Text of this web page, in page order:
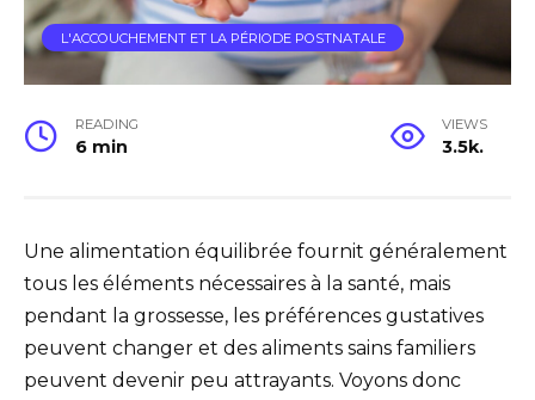
L'ACCOUCHEMENT ET LA PÉRIODE POSTNATALE
READING
6 min
VIEWS
3.5k.
Une alimentation équilibrée fournit généralement
tous les éléments nécessaires à la santé, mais
pendant la grossesse, les préférences gustatives
peuvent changer et des aliments sains familiers
peuvent devenir peu attrayants. Voyons donc